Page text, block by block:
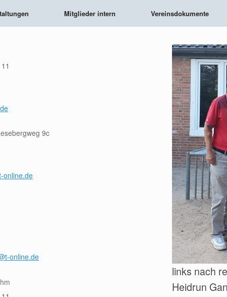
Mitglieder intern Vereinsdokumente
9c
online.de
online.de
links nach
Heidrun